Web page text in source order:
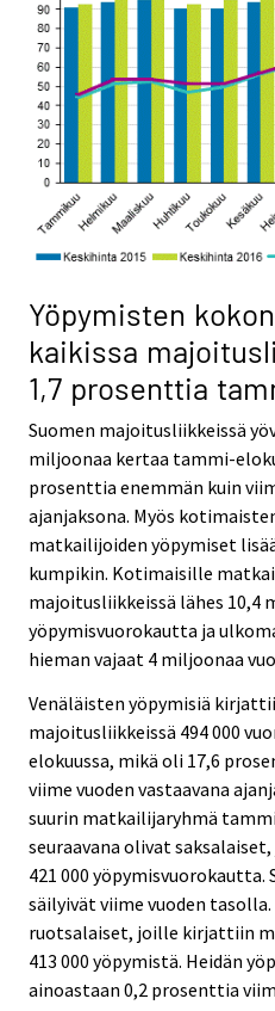
Yöpymisten
kaikissa
1,7 prosenttia
Suomen majoitusliikkeissä
miljoonaa kertaa tammi-
prosenttia enemmän kuin
ajanjaksona. Myös
matkailijoiden yöpymiset
kumpikin. Kotimaisille
majoitusliikkeissä lähes 10,4
yöpymisvuorokautta ja
hieman vajaat 4 miljoonaa
Venäläisten yöpymisiä
majoitusliikkeissä 494 000
elokuussa, mikä oli 17,6
viime vuoden vastaavana
suurin matkailijaryhmä
seuraavana olivat
421 000 yöpymisvuorokautta.
säilyivät viime vuoden
ruotsalaiset, joille kirjattiin
413 000 yöpymistä. Heidän
ainoastaan 0,2 prosenttia